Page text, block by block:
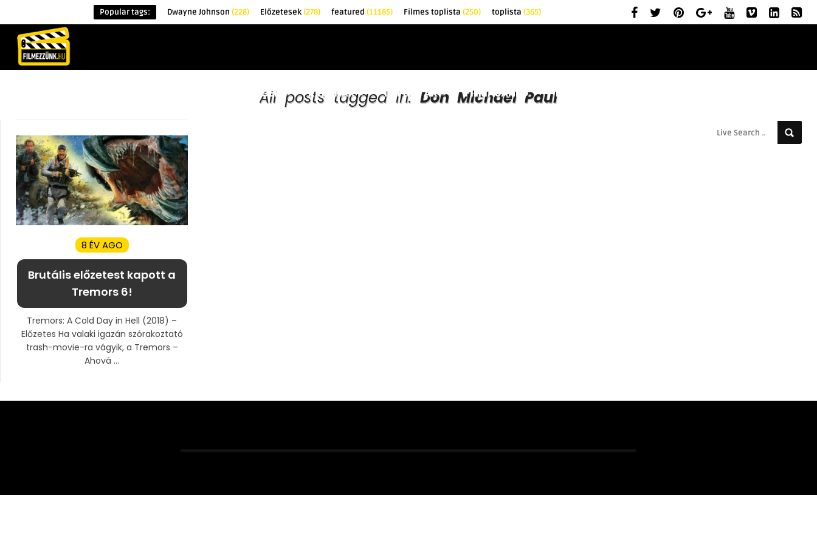
Popular tags: Dwayne Johnson (228) Előzetesek(278) featured (11185) Filmes toplista (250) toplista (365)
ÉRDEKESSÉGEK KRITIKÁK TOPLISTÁK FILMAJÁNLÓ ELŐZETESEK
All posts tagged in: Don Michael Paul
8 ÉV AGO
Brutális előzetest kapott a
Tremors 6!
Tremors: A Cold Day in Hell (2018) –
Előzetes Ha valaki igazán szórakoztató
trash-movie-ra vágyik, a Tremors –
Ahová ...